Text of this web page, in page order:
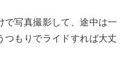
で写真撮影して、途中は一
つもりでライドすれば大丈